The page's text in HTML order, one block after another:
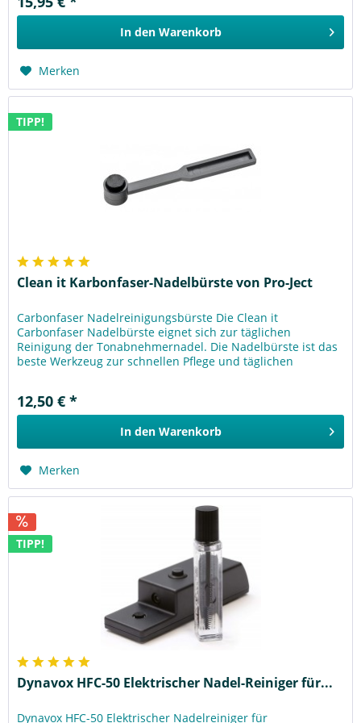
In den Warenkorb
Merken
TIPP!
Clean it Karbonfaser-Nadelbürste von Pro-Ject
Carbonfaser Nadelreinigungsbürste Die Clean it
Carbonfaser Nadelbürste eignet sich zur täglichen
Reinigung der Tonabnehmernadel. Die Nadelbürste ist das
beste Werkzeug zur schnellen Pflege und täglichen
12,50 € *
In den Warenkorb
Merken
TIPP!
Dynavox HFC-50 Elektrischer Nadel-Reiniger für...
Dynavox HFC-50 Elektrischer Nadelreiniger für